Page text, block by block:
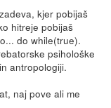
kjer pobijaš
hitreje pobijaš
do while(true).
psihološke
antropologiji.
naj pove ali me